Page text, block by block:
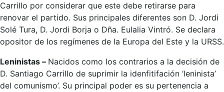
Carrillo por considerar que este debe retirarse para
renovar el partido. Sus principales diferentes son D. Jordi
Solé Tura, D. Jordi Borja o Dña. Eulalia Vintró. Se declara
opositor de los regímenes de la Europa del Este y la URSS.
Leninistas – Nacidos como los contrarios a la decisión de
D. Santiago Carrillo de suprimir la idenfitifación ‘leninista’
del comunismo’. Su principal poder es su pertenencia a